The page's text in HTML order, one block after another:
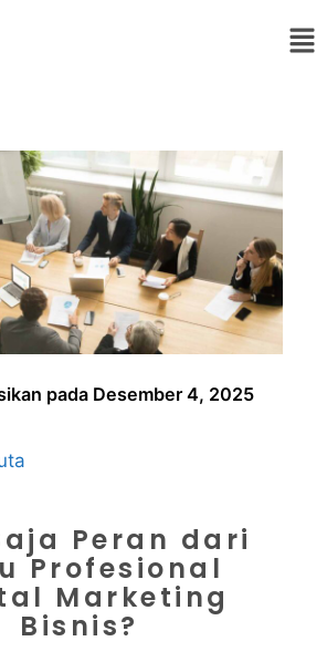
pada Desember 4, 2025
Peran dari
Profesional
Marketing
Bisnis?